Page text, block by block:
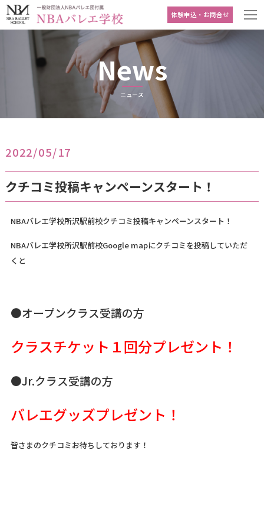
体験申込・お問合せ
News
ニュース
2022/05/17
クチコミ投稿キャンペーンスタート！
NBAバレエ学校所沢駅前校クチコミ投稿キャンペーンスタート！
NBAバレエ学校所沢駅前校Google mapにクチコミを投稿していただ
くと
●オープンクラス受講の方
クラスチケット１回分プレゼント！
●Jr.クラス受講の方
バレエグッズプレゼント！
皆さまのクチコミお待ちしております！